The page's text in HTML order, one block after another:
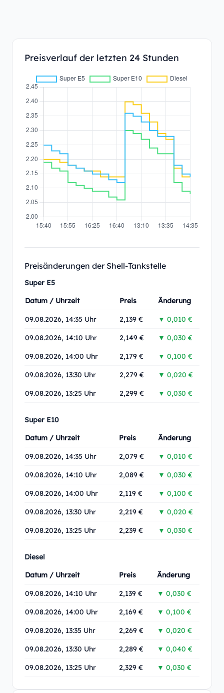
Preisverlauf der letzten 24 Stunden
Preisänderungen der Shell-Tankstelle
Super E5
Datum / Uhrzeit
Preis Änderung
09.08.2026, 14:35 Uhr 2,139 € ▼ 0,010 €
09.08.2026, 14:10 Uhr 2,149 € ▼ 0,030 €
09.08.2026, 14:00 Uhr 2,179 € ▼ 0,100 €
09.08.2026, 13:30 Uhr 2,279 € ▼ 0,020 €
09.08.2026, 13:25 Uhr 2,299 € ▼ 0,030 €
Super E10
Datum / Uhrzeit
Preis Änderung
09.08.2026, 14:35 Uhr 2,079 € ▼ 0,010 €
09.08.2026, 14:10 Uhr 2,089 € ▼ 0,030 €
09.08.2026, 14:00 Uhr 2,119 € ▼ 0,100 €
09.08.2026, 13:30 Uhr 2,219 € ▼ 0,020 €
09.08.2026, 13:25 Uhr 2,239 € ▼ 0,030 €
Diesel
Datum / Uhrzeit
Preis Änderung
09.08.2026, 14:10 Uhr 2,139 € ▼ 0,030 €
09.08.2026, 14:00 Uhr 2,169 € ▼ 0,100 €
09.08.2026, 13:35 Uhr 2,269 € ▼ 0,020 €
09.08.2026, 13:30 Uhr 2,289 € ▼ 0,040 €
09.08.2026, 13:25 Uhr 2,329 € ▼ 0,030 €